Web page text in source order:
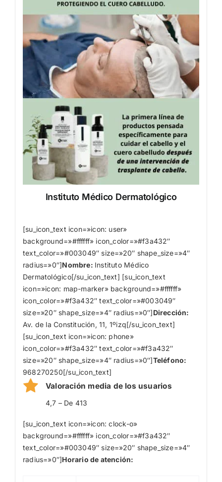
Instituto Médico Dermatológico
[su_icon_text icon=»icon: user»
background=»#ffffff» icon_color=»#f3a432″
text_color=»#003049″ size=»20″ shape_size=»4″
radius=»0″]Nombre: Instituto Médico
Dermatológico[/su_icon_text] [su_icon_text
icon=»icon: map-marker» background=»#ffffff»
icon_color=»#f3a432″ text_color=»#003049″
size=»20″ shape_size=»4″ radius=»0″]Dirección:
Av. de la Constitución, 11, 1ºizq[/su_icon_text]
[su_icon_text icon=»icon: phone»
icon_color=»#f3a432″ text_color=»#f3a432″
size=»20″ shape_size=»4″ radius=»0″]Teléfono:
968270250[/su_icon_text]
Valoración media de los usuarios
4,7 – De 413
[su_icon_text icon=»icon: clock-o»
background=»#ffffff» icon_color=»#f3a432″
text_color=»#003049″ size=»20″ shape_size=»4″
radius=»0″]Horario de atención: